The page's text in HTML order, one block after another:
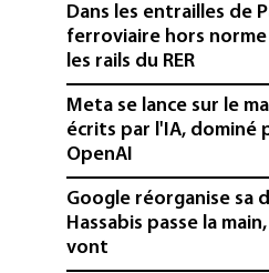
Dans les entrailles de
ferroviaire hors
les rails du RER
Meta se lance sur le
écrits par l'IA, dominé
OpenAI
Google réorganise sa
Hassabis passe la
vont